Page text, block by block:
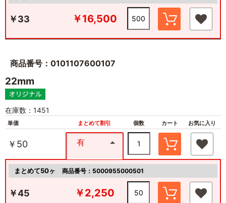
￥33 ￥16,500
商品番号：0101107600107
22mm
在庫数：1451
単価 まとめて割引 個数 カート お気に入り
￥50 有
まとめて50ヶ 商品番号：5000955000501
￥45 ￥2,250